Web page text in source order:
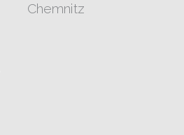
Chemnitz